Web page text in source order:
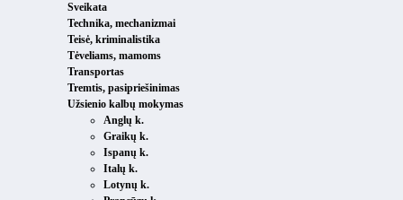
Sveikata
Technika, mechanizmai
Teisė, kriminalistika
Tėveliams, mamoms
Transportas
Tremtis, pasipriešinimas
Užsienio kalbų mokymas
Anglų k.
Graikų k.
Ispanų k.
Italų k.
Lotynų k.